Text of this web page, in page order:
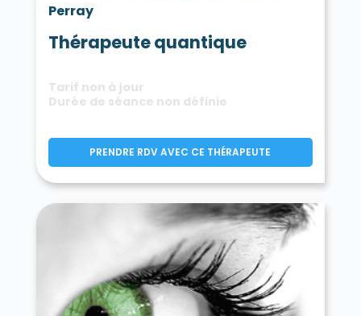
Perray
Thérapeute quantique
Tarif non à jour
Durée de séance non définie
PRENDRE RDV AVEC CE THÉRAPEUTE